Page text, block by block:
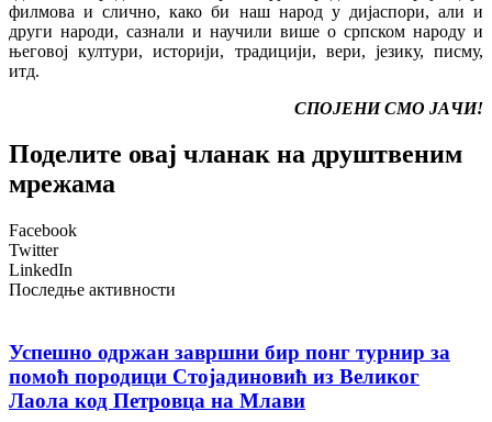
филмова и слично, како би наш народ у дијаспори, али и
други народи, сазнали и научили више о српском народу и
његовој култури, историји, традицији, вери, језику, писму,
итд.
СПОЈЕНИ СМО ЈАЧИ!
Поделите овај чланак на друштвеним
мрежама
Facebook
Twitter
LinkedIn
Последње активности
Успешно одржан завршни бир понг турнир за
помоћ породици Стојадиновић из Великог
Лаола код Петровца на Млави